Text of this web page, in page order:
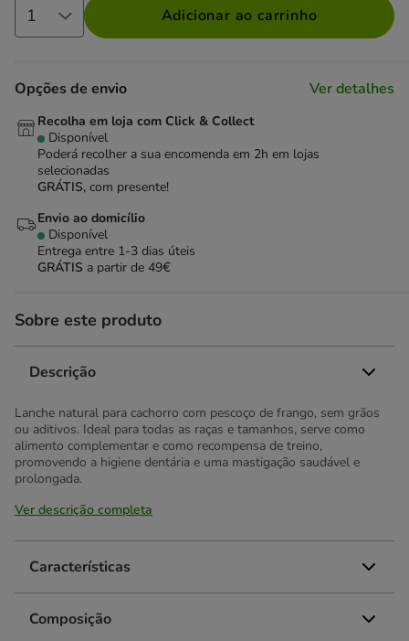
Adicionar ao carrinho
Opções de envio Ver detalhes
Recolha em loja com Click & Collect
Disponível
Poderá recolher a sua encomenda em 2h em lojas
selecionadas
GRÁTIS, com presente!
Envio ao domicílio
Disponível
Entrega entre 1-3 dias úteis
GRÁTIS a partir de 49€
Sobre este produto
Descrição
Lanche natural para cachorro com pescoço de frango, sem grãos
ou aditivos. Ideal para todas as raças e tamanhos, serve como
alimento complementar e como recompensa de treino,
promovendo a higiene dentária e uma mastigação saudável e
prolongada.
Ver descrição completa
Características
Composição